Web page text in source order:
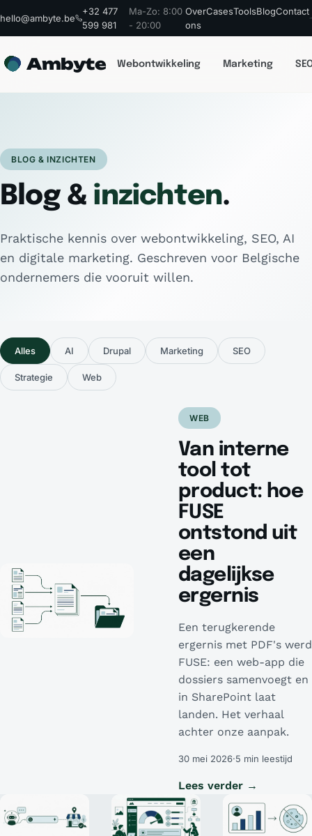
hello@ambyte.be
+32 477
599 981
Ma-Zo: 8:00
- 20:00
Over
ons
CasesToolsBlogContact
Ambyte Webontwikkeling Marketing
BLOG & INZICHTEN
Blog & inzichten.
Praktische kennis over webontwikkeling, SEO, AI
en digitale marketing. Geschreven voor Belgische
ondernemers die vooruit willen.
Alles AI Drupal Marketing SEO
Strategie Web
WEB
Van interne
tool tot
product: hoe
FUSE
ontstond uit
een
dagelijkse
ergernis
Een terugkerende
ergernis met PDF's werd
FUSE: een web-app die
dossiers samenvoegt en
in SharePoint laat
landen. Het verhaal
achter onze aanpak.
30 mei 2026·5 min leestijd
Lees verder →